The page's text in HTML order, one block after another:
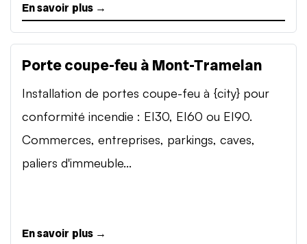
En savoir plus →
Porte coupe-feu à Mont-Tramelan
Installation de portes coupe-feu à {city} pour
conformité incendie : EI30, EI60 ou EI90.
Commerces, entreprises, parkings, caves,
paliers d'immeuble...
En savoir plus →